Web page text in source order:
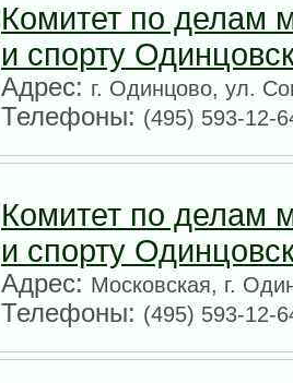
Комитет по делам
и спорту
Адрес:г. Одинцово, ул.
Телефоны:(495) 593-12-
Комитет по делам
и спорту
Адрес:Московская, г.
Телефоны:(495) 593-12-